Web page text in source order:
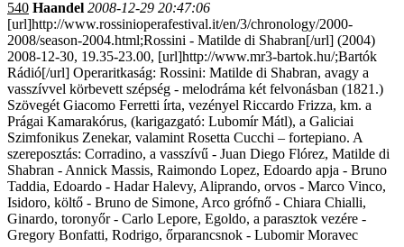
540 Haandel 2008-12-29 20:47:06
[url]http://www.rossinioperafestival.it/en/3/chronology/2000-
2008/season-2004.html;Rossini - Matilde di Shabran[/url] (2004)
2008-12-30, 19.35-23.00, [url]http://www.mr3-bartok.hu/;Bartók
Rádió[/url] Operaritkaság: Rossini: Matilde di Shabran, avagy a
vasszívvel körbevett szépség - melodráma két felvonásban (1821.)
Szövegét Giacomo Ferretti írta, vezényel Riccardo Frizza, km. a
Prágai Kamarakórus, (karigazgató: Lubomír Mátl), a Galiciai
Szimfonikus Zenekar, valamint Rosetta Cucchi – fortepiano. A
szereposztás: Corradino, a vasszívű - Juan Diego Flórez, Matilde di
Shabran - Annick Massis, Raimondo Lopez, Edoardo apja - Bruno
Taddia, Edoardo - Hadar Halevy, Aliprando, orvos - Marco Vinco,
Isidoro, költő - Bruno de Simone, Arco grófnő - Chiara Chialli,
Ginardo, toronyőr - Carlo Lepore, Egoldo, a parasztok vezére -
Gregory Bonfatti, Rodrigo, őrparancsnok - Lubomir Moravec